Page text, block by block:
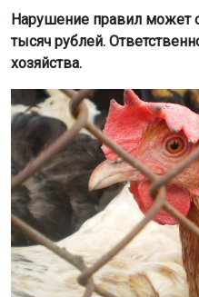
По словам юриста
содержания животных
землях индивидуального
разведение птицы и
запрещено, но чаще всего
предназначены для этого.